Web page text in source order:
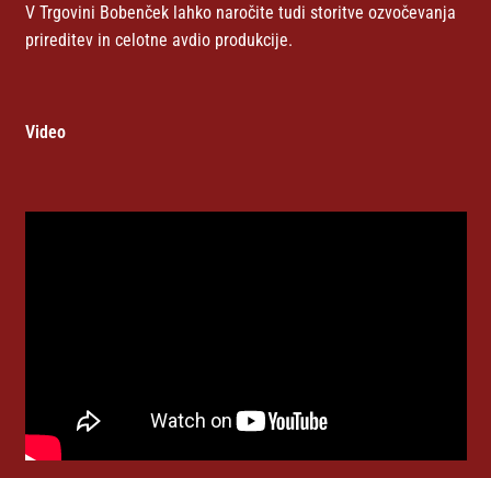
V Trgovini Bobenček lahko naročite tudi storitve ozvočevanja
prireditev in celotne avdio produkcije.
Video